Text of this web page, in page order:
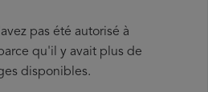
pas été autorisé à
qu'il y avait plus de
disponibles.